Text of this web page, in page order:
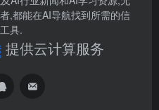
,都能在AI导航找到所需的信
具.
提供云计算服务